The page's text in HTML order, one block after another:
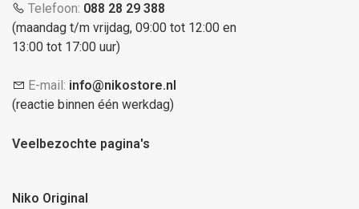
Telefoon: 088 28 29 388
(maandag t/m vrijdag, 09:00 tot 12:00 en
13:00 tot 17:00 uur)
E-mail: info@nikostore.nl
(reactie binnen één werkdag)
Veelbezochte pagina's
Niko Original